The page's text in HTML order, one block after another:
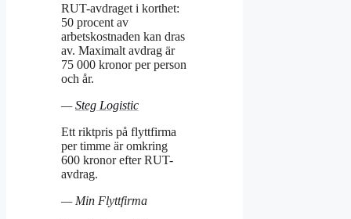
RUT-avdraget i korthet:
50 procent av
arbetskostnaden kan dras
av. Maximalt avdrag är
75 000 kronor per person
och år.
—Steg Logistic
Ett riktpris på flyttfirma
per timme är omkring
600 kronor efter RUT-
avdrag.
— Min Flyttfirma